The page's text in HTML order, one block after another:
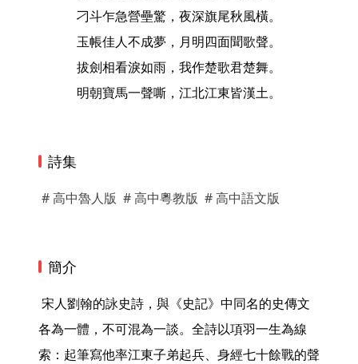
刁斗乍急營壘驚，夜深旗尾秋風橫。
玉帳佳人不成夢，月明四面聞歌聲。
拔劍相看淚如雨，我作楚歌君楚舞。
明朝寶馬一聲嘶，江北江東皆漢土。
詩集
# 高中魯人版 # 高中粵教版 # 高中語文版
簡介
各為一體，不可混為一談。全詩以項羽一生為線
索：起筆寫他率江東子弟起兵、身經七十餘戰的聲